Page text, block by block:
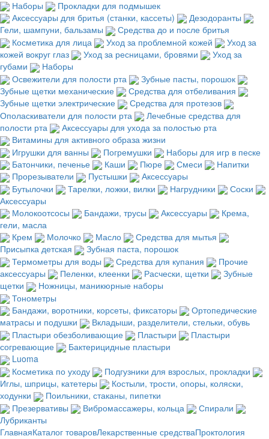
Наборы
Прокладки для подмышек
Аксессуары для бритья (станки, кассеты)
Дезодоранты
Гели, шампуни, бальзамы
Средства до и после бритья
Косметика для лица
Уход за проблемной кожей
Уход за
кожей вокруг глаз
Уход за ресницами, бровями
Уход за
губами
Наборы
Освежители для полости рта
Зубные пасты, порошок
Зубные щетки механические
Средства для отбеливания
Зубные щетки электрические
Средства для протезов
Ополаскиватели для полости рта
Лечебные средства для
полости рта
Аксессуары для ухода за полостью рта
Витамины для активного образа жизни
Игрушки для ванны
Погремушки
Наборы для игр в песке
Батончики, печенье
Каши Пюре Смеси
Напитки
Прорезыватели
Пустышки
Аксессуары
Бутылочки
Тарелки, ложки, вилки Нагрудники
Соски
Аксессуары
Молокоотсосы
Бандажи, трусы Аксессуары
Крема,
гели, масла
Крем
Молочко Масло
Средства для мытья
Присыпка детская
Зубная паста, порошок
Термометры для воды
Средства для купания
Прочие
аксессуары
Пеленки, клеенки Расчески, щетки
Зубные
щетки
Ножницы, маникюрные наборы
Тонометры
Бандажи, воротники, корсеты, фиксаторы
Ортопедические
матрасы и подушки
Вкладыши, разделители, стельки, обувь
Пластыри обезболивающие
Пластыри
Пластыри
согревающие
Бактерицидные пластыри
Luoma
Косметика по уходу
Подгузники для взрослых, прокладки
Иглы, шприцы, катетеры
Костыли, трости, опоры, коляски,
ходунки
Поильники, стаканы, пипетки
Презервативы
Вибромассажеры, кольца
Спирали
Лубриканты
ГлавнаяКаталог товаровЛекарственные средстваПроктология